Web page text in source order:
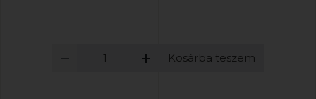
Kosárba teszem